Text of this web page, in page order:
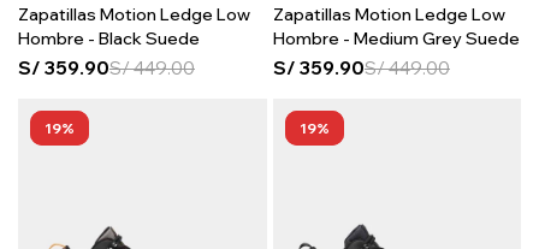
Zapatillas Motion Ledge Low
Hombre - Black Suede
S/ 359.90S/449.00
Zapatillas Motion Ledge Low
Hombre - Medium Grey Suede
S/ 359.90S/449.00
19 19